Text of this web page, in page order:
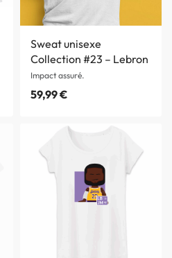
Sweat unisexe
Collection #23 – Lebron
Impact assuré.
59,99€